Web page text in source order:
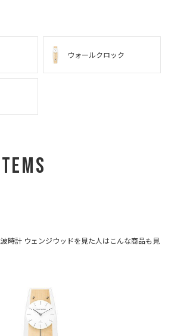
ウォールクロック
時計 ウェンジウッドを見た人はこんな商品も見